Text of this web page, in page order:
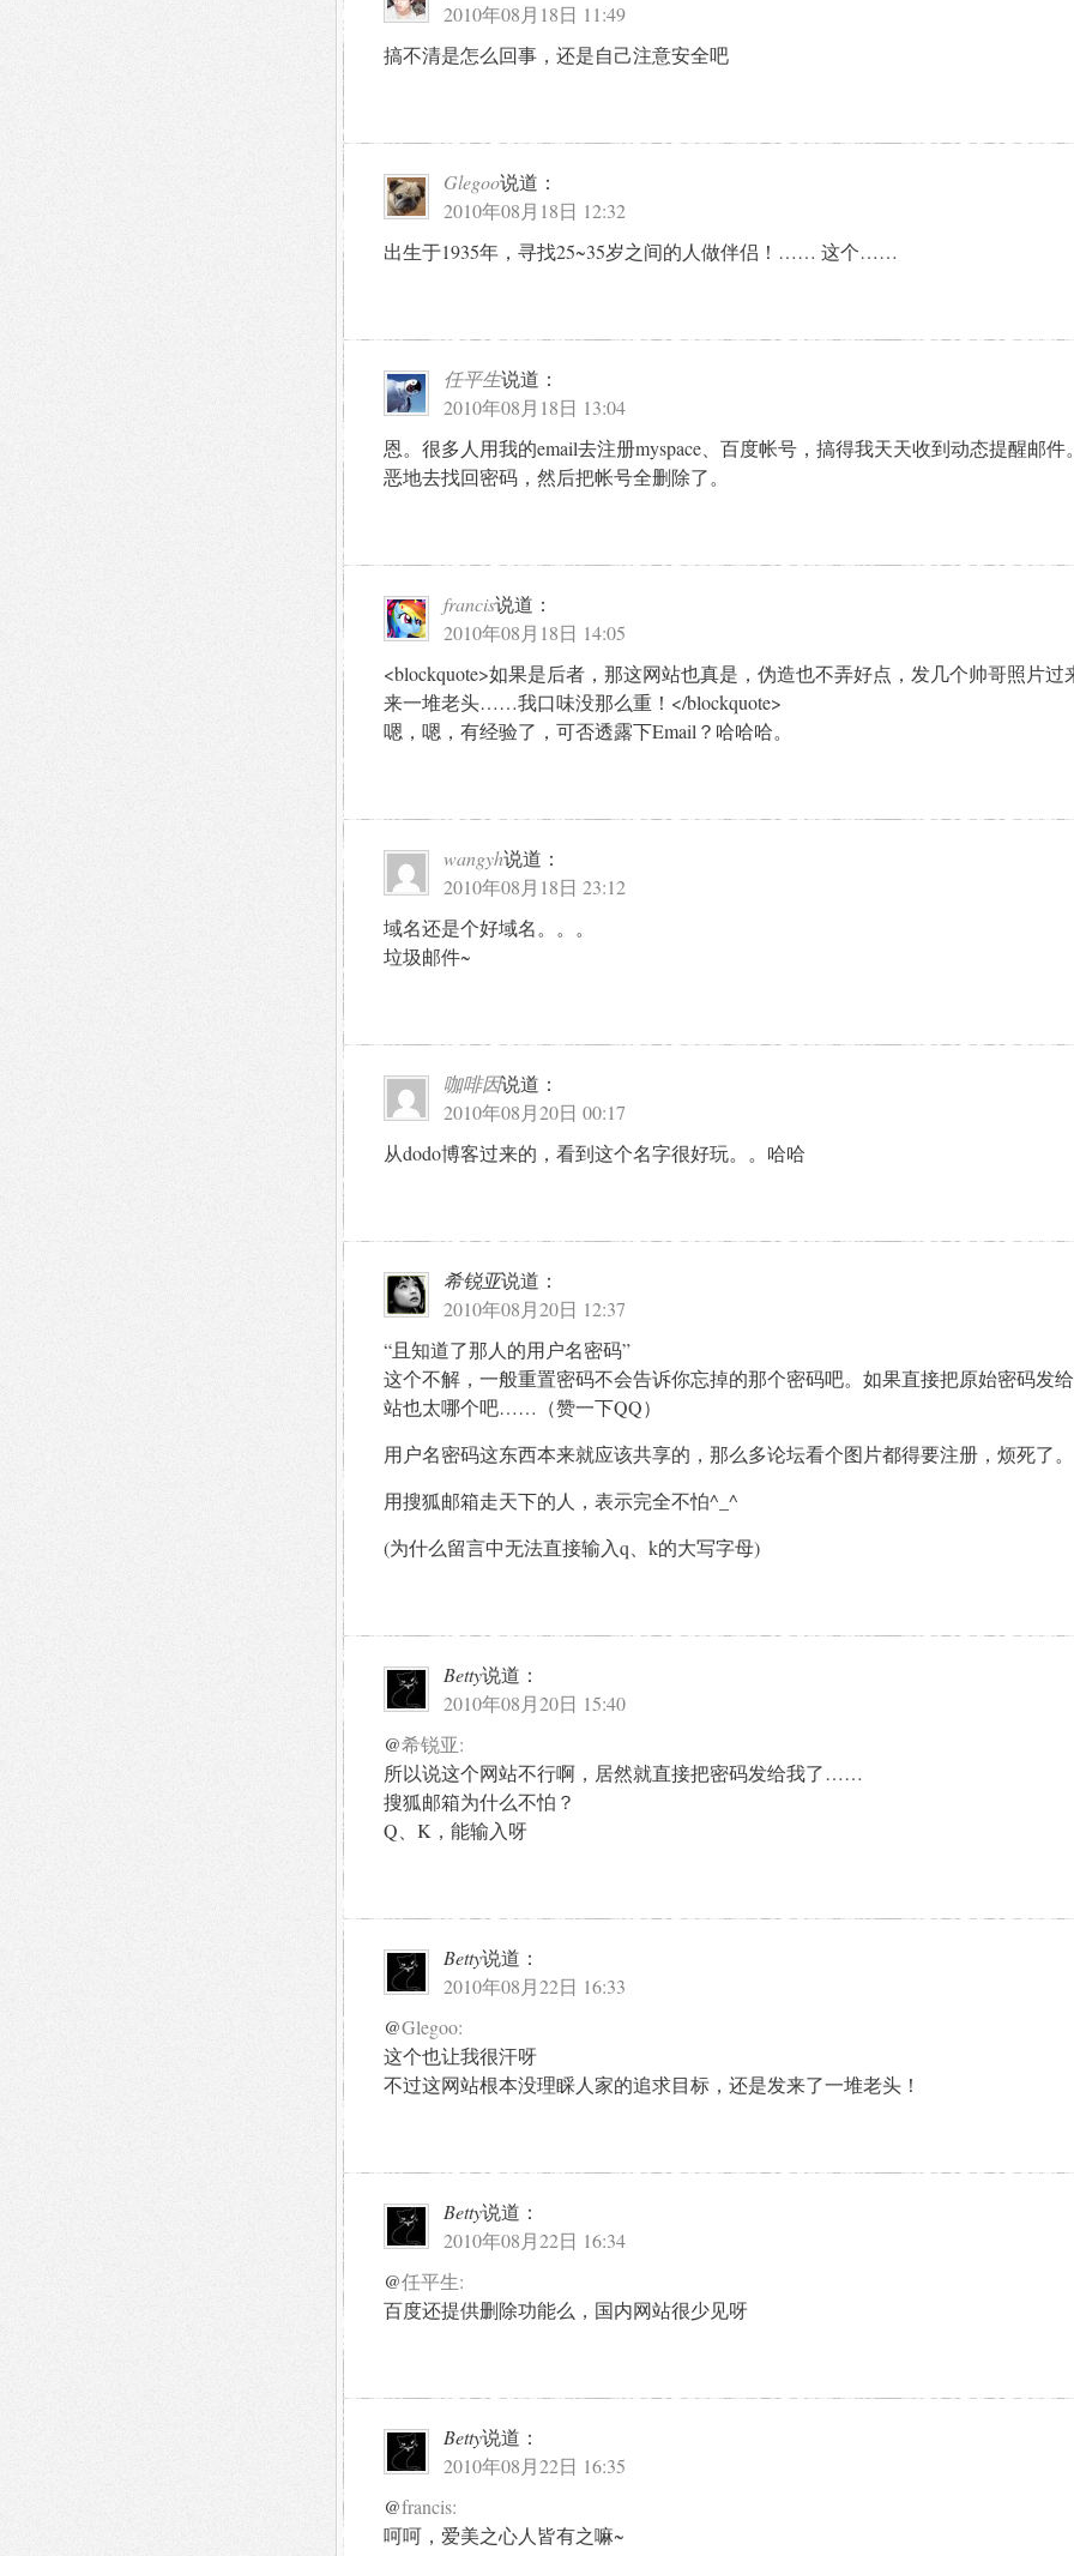
2010年08月18日 11:49
搞不清是怎么回事，还是自己注意安全吧
Glegoo说道：
2010年08月18日 12:32
出生于1935年，寻找25~35岁之间的人做伴侣！…… 这个……
任平生说道：
2010年08月18日 13:04
恩。很多人用我的email去注册myspace、百度帐号，搞得我天天收到动态提醒邮件
恶地去找回密码，然后把帐号全删除了。
francis说道：
2010年08月18日 14:05
<blockquote>如果是后者，那这网站也真是，伪造也不弄好点，发几个帅哥照片过
来一堆老头……我口味没那么重！</blockquote>
嗯，嗯，有经验了，可否透露下Email？哈哈哈。
wangyh说道：
2010年08月18日 23:12
域名还是个好域名。。。
垃圾邮件~
咖啡因说道：
2010年08月20日 00:17
从dodo博客过来的，看到这个名字很好玩。。哈哈
希锐亚说道：
2010年08月20日 12:37
“且知道了那人的用户名密码”
这个不解，一般重置密码不会告诉你忘掉的那个密码吧。如果直接把原始密码发
站也太哪个吧……（赞一下QQ）
用户名密码这东西本来就应该共享的，那么多论坛看个图片都得要注册，烦死了。
用搜狐邮箱走天下的人，表示完全不怕^_^
(为什么留言中无法直接输入q、k的大写字母)
Betty说道：
2010年08月20日 15:40
@希锐亚:
所以说这个网站不行啊，居然就直接把密码发给我了……
搜狐邮箱为什么不怕？
Q、K，能输入呀
Betty说道：
2010年08月22日 16:33
@Glegoo:
这个也让我很汗呀
不过这网站根本没理睬人家的追求目标，还是发来了一堆老头！
Betty说道：
2010年08月22日 16:34
@任平生:
百度还提供删除功能么，国内网站很少见呀
Betty说道：
2010年08月22日 16:35
@francis:
呵呵，爱美之心人皆有之嘛~